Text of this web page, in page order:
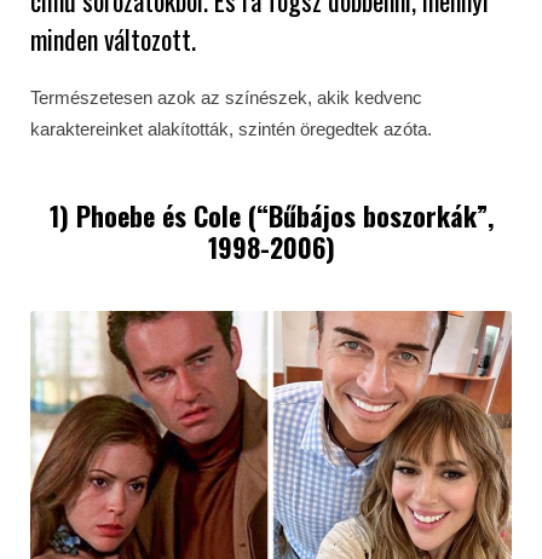
minden változott.
Természetesen azok az színészek, akik kedvenc
karaktereinket alakították, szintén öregedtek azóta.
1) Phoebe és Cole (“Bűbájos boszorkák”,
1998-2006)